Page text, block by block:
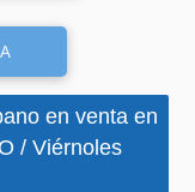
en venta en
/ Viérnoles